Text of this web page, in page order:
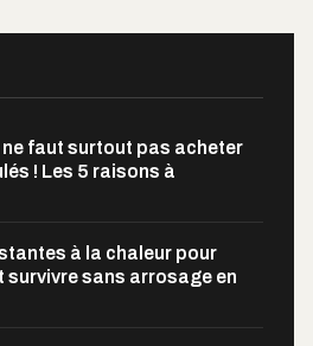
faut surtout pas acheter
! Les 5 raisons à
à la chaleur pour
survivre sans arrosage en